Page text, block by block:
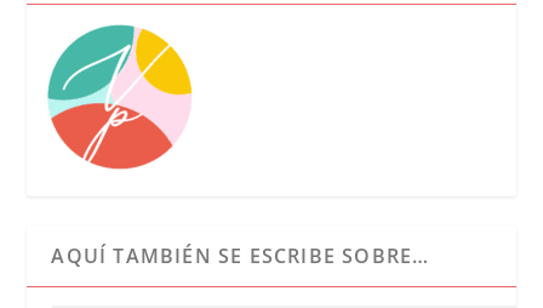
AQUÍ TAMBIÉN SE ESCRIBE SOBRE…